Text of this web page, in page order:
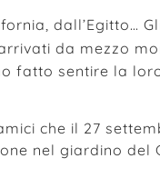
dall’Egitto…
da mezzo
fatto sentire la
che il 27
nel giardino del